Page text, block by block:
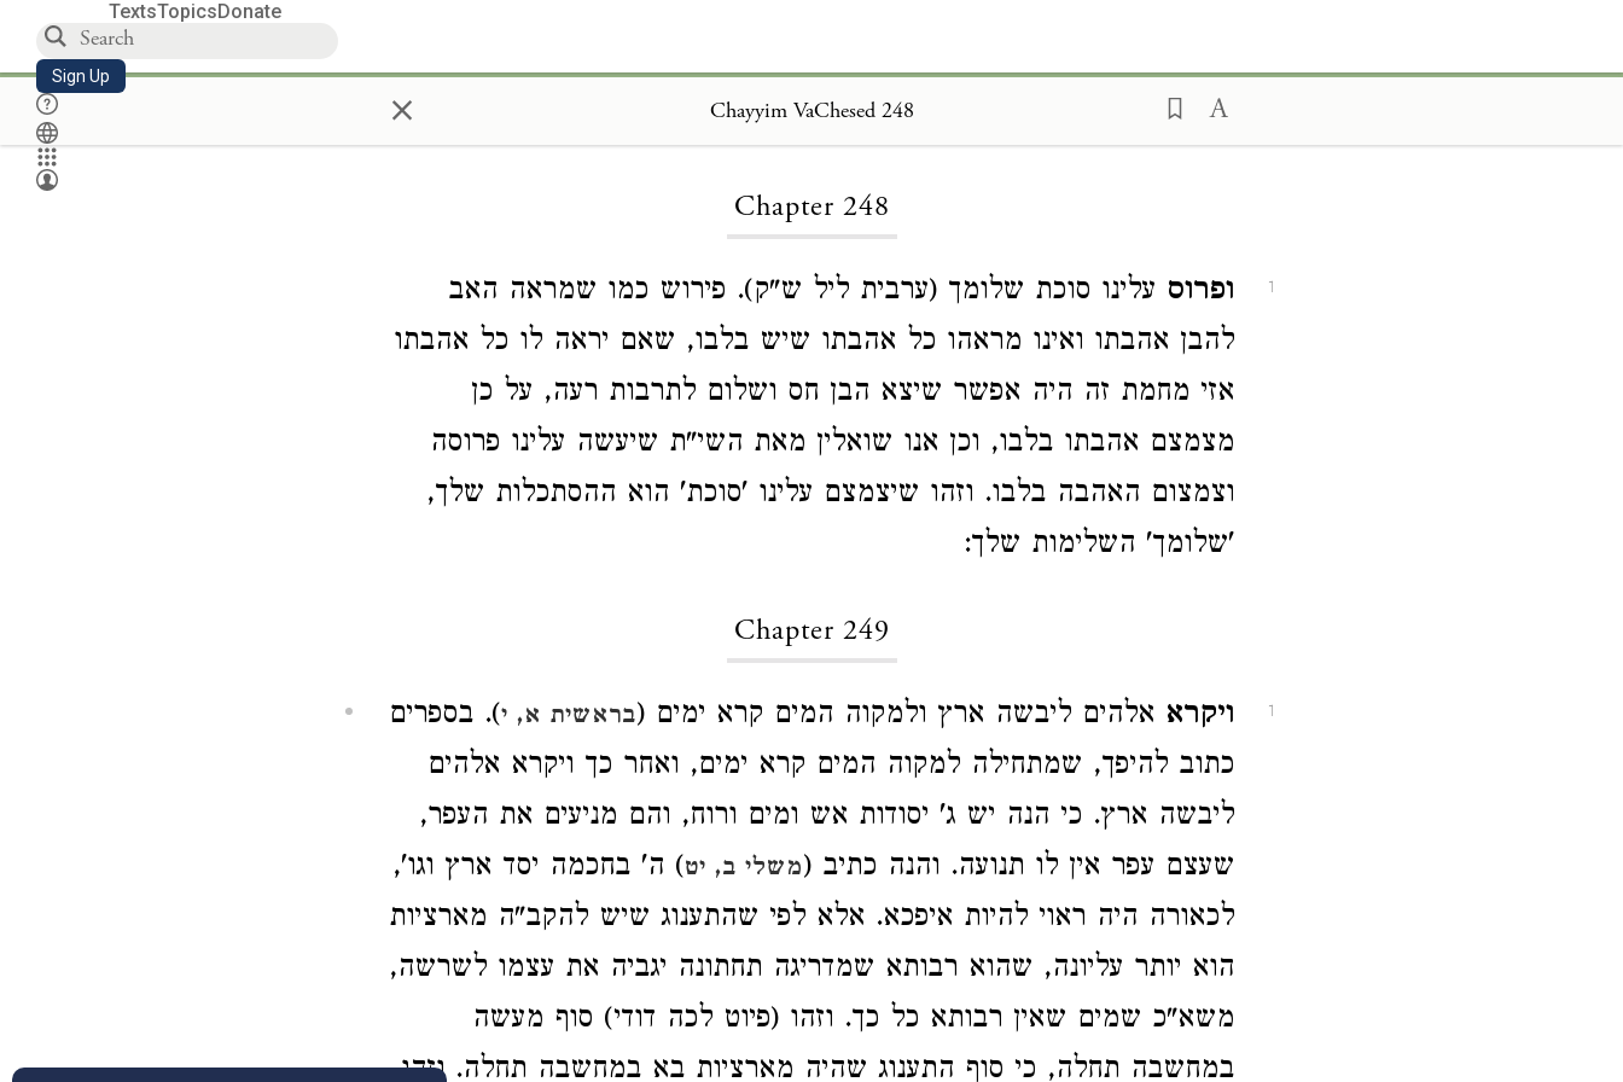
TextsTopicsDonate
Sign Up × Chayyim VaChesed 248
Chapter 248
1 ופרוס עלינו סוכת שלומך (ערבית ליל ש"ק). פירוש כמו שמראה האב
להבן אהבתו ואינו מראהו כל אהבתו שיש בלבו, שאם יראה לו כל אהבתו
אזי מחמת זה היה אפשר שיצא הבן חס ושלום לתרבות רעה, על כן
מצמצם אהבתו בלבו, וכן אנו שואלין מאת השי"ת שיעשה עלינו פרוסה
וצמצום האהבה בלבו. וזהו שיצמצם עלינו 'סוכת' הוא ההסתכלות שלך,
'שלומך' השלימות שלך:
Chapter 249
1 ויקרא אלהים ליבשה ארץ ולמקוה המים קרא ימים (בראשית א, י). בספרים
כתוב להיפך, שמתחילה למקוה המים קרא ימים, ואחר כך ויקרא אלהים
ליבשה ארץ. כי הנה יש ג' יסודות אש ומים ורוח, והם מניעים את העפר,
שעצם עפר אין לו תנועה. והנה כתיב (משלי ב, יט) ה' בחכמה יסד ארץ וגו',
לכאורה היה ראוי להיות איפכא. אלא לפי שהתענוג שיש להקב"ה מארציות
הוא יותר עליונה, שהוא רבותא שמדריגה תחתונה יגביה את עצמו לשרשה,
משא"כ שמים שאין רבותא כל כך. וזהו (פיוט לכה דודי) סוף מעשה
במחשבה תחלה, כי סוף התענוג שהיה מארציות בא במחשבה תחלה. וזהו